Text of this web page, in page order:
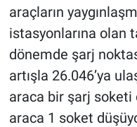
araçların
istasyonlarına olan
dönemde şarj
artışla 26.046’ya
araca bir şarj soketi
araca 1 soket